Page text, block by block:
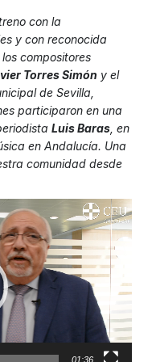
con la
y con reconocida
compositores
Torres Simón y el
de Sevilla,
participaron en una
Luis Baras , en
en Andalucía. Una
comunidad desde
01:36